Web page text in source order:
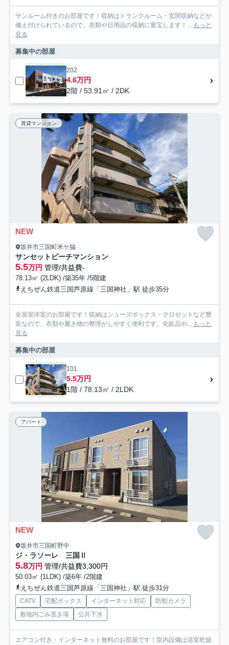
サンルーム付きのお部屋です！収納はトランクルーム・玄関収納などが
備え付けられているので、衣類や日用品の収納に重宝します！... もっと
見る
募集中の部屋
202
4.6万円
2階 / 53.91㎡ / 2DK
賃貸マンション
NEW
坂井市三国町米ケ脇
サンセットビーチマンション
5.5万円 管理/共益費-
78.13㎡ (2LDK) /築35年 /5階建
えちぜん鉄道三国芦原線「三国神社」駅 徒歩35分
全居室洋室のお部屋です！収納はシューズボックス・クロゼットなど豊
富なので、衣類や履き物の整理がしやすく便利です。化粧品や... もっと
見る
募集中の部屋
101
5.5万円
1階 / 78.13㎡ / 2LDK
アパート
NEW
坂井市三国町野中
ジ・ラソーレ 三国Ⅱ
5.8万円 管理/共益費3,300円
50.03㎡ (1LDK) /築6年 /2階建
えちぜん鉄道三国芦原線「三国神社」駅 徒歩31分
CATV 宅配ボックス インターネット対応
防犯カメラ
敷地内ごみ置き場
公共下水
エアコン付き・インターネット無料のお部屋です！室内設備は浴室乾燥